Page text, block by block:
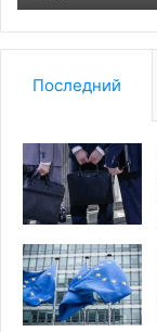
Последний